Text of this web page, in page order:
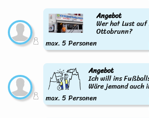
Angebot
Wer hat Lust
Ottobrunn?
max. 5 Personen
Angebot
Ich will ins
Wäre jemand
max. 5 Personen